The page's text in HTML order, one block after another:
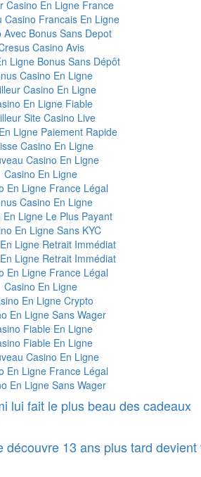
Casino En Ligne France
Casino Francais En Ligne
Avec Bonus Sans Depot
Casino Avis
Ligne Bonus Sans Dépôt
Casino En Ligne
Casino En Ligne
En Ligne Fiable
Site Casino Live
Ligne Paiement Rapide
Casino En Ligne
Casino En Ligne
Casino En Ligne
En Ligne France Légal
Casino En Ligne
En Ligne Le Plus Payant
En Ligne Sans KYC
Ligne Retrait Immédiat
Ligne Retrait Immédiat
En Ligne France Légal
Casino En Ligne
En Ligne Crypto
En Ligne Sans Wager
Fiable En Ligne
Fiable En Ligne
Casino En Ligne
En Ligne France Légal
En Ligne Sans Wager
lui fait le plus beau des cadeaux
découvre 13 ans plus tard devient